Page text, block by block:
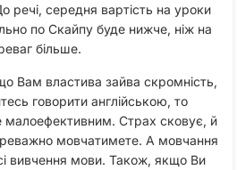
речі, середня вартість на уроки
по Скайпу буде нижче, ніж на
більше.
Вам властива зайва скромність,
говорити англійською, то
малоефективним. Страх сковує, й
мовчатимете. А мовчання
вивчення мови. Також, якщо Ви